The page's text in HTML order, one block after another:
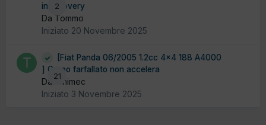
2
in recovery
Da Tommo
Iniziato 20 Novembre 2025
21
[Fiat Panda 06/2005 1.2cc 4x4 188 A4000
] Corpo farfallato non accelera
Da tonimec
Iniziato 3 Novembre 2025